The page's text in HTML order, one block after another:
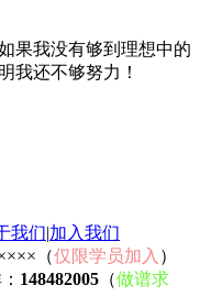
果我没有够到理想中的
我还不够努力！
我们|加入我们
（仅限学员加入 ）
148482005 （做谱求